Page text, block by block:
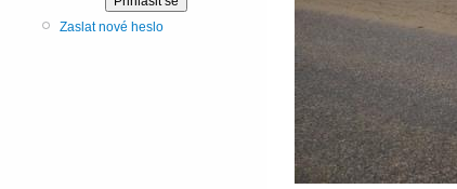
Zaslat nové heslo